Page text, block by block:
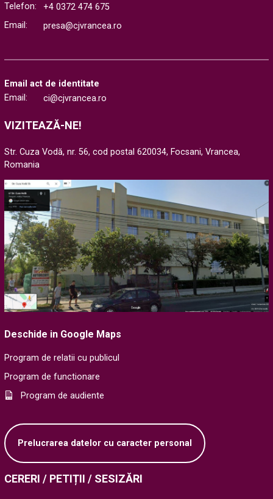
Telefon:
+4 0372 474 675
Email:
presa@cjvrancea.ro
Email act de identitate
Email:
ci@cjvrancea.ro
VIZITEAZĂ-NE!
Str. Cuza Vodă, nr. 56, cod postal 620034, Focsani, Vrancea,
Romania
Deschide in Google Maps
Program de relatii cu publicul
Program de functionare
Program de audiente
Prelucrarea datelor cu caracter personal
CERERI / PETIȚII / SESIZĂRI